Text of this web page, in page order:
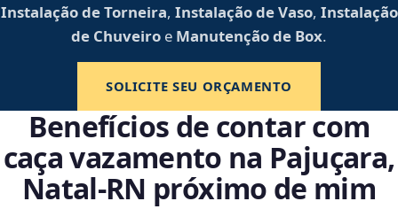
Instalação de Torneira, Instalação de Vaso, Instalação
de Chuveiro e Manutenção de Box.
SOLICITE SEU ORÇAMENTO
Benefícios de contar com
caça vazamento na Pajuçara,
Natal‑RN próximo de mim